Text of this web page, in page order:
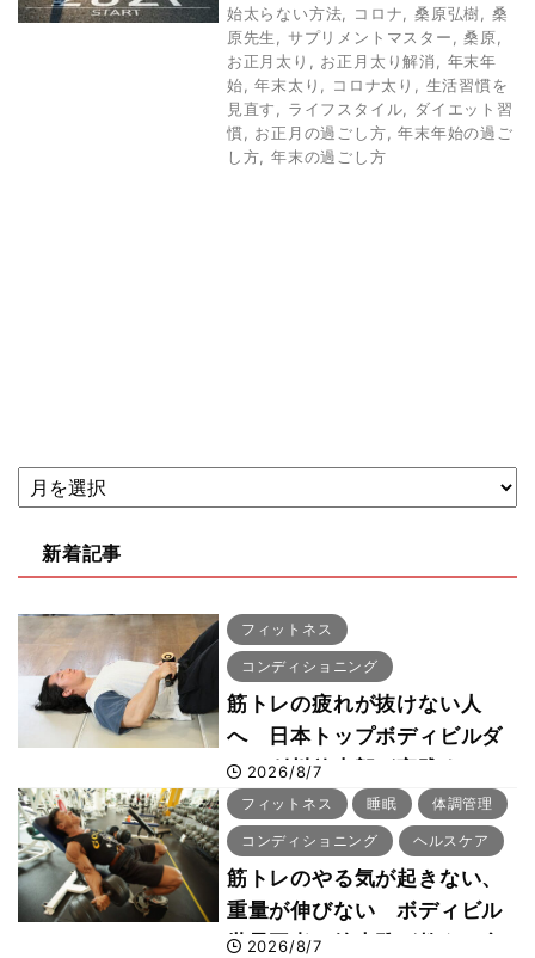
始太らない方法
コロナ 桑原弘樹
桑
原先生
サプリメントマスター ,桑原
お正月太り
お正月太り解消
年末年
始 ,年末太り コロナ太り
生活習慣を
見直す
ライフスタイル
ダイエット習
慣
お正月の過ごし方 ,年末年始の過ご
し方
年末の過ごし方
新着記事
フィットネス
コンディショニング
筋トレの疲れが抜けない人
へ 日本トップボディビルダ
ー・刈川啓志郎が実践する
「回復習慣」
2026/8/7
フィットネス 睡眠 体調管理
コンディショニング ヘルスケア
筋トレのやる気が起きない、
重量が伸びない ボディビル
世界王者・鈴木雅が教える食
2026/8/7